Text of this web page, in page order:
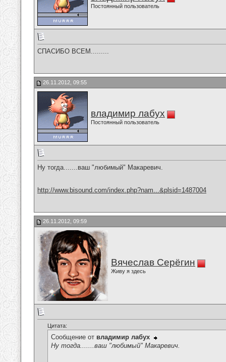
Постоянный пользователь
СПАСИБО ВСЕМ.........
26.11.2012, 09:55
владимир лабух
Постоянный пользователь
Ну тогда.......ваш "любимый" Макаревич.
http://www.bisound.com/index.php?nam...&plsid=1487004
26.11.2012, 09:59
Вячеслав Серёгин
Живу я здесь
Цитата:
Сообщение от владимир лабух
Ну тогда.......ваш "любимый" Макаревич.